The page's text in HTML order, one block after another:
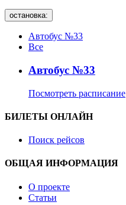
остановка:
Автобус №33
Все
Автобус №33
Посмотреть расписание
БИЛЕТЫ ОНЛАЙН
Поиск рейсов
ОБЩАЯ ИНФОРМАЦИЯ
О проекте
Статьи